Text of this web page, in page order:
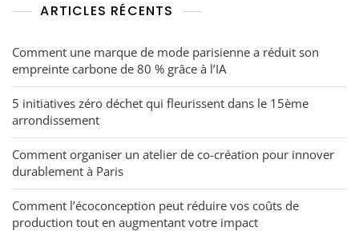
ARTICLES RÉCENTS
Comment une marque de mode parisienne a réduit son
empreinte carbone de 80 % grâce à l’IA
5 initiatives zéro déchet qui fleurissent dans le 15ème
arrondissement
Comment organiser un atelier de co-création pour innover
durablement à Paris
Comment l’écoconception peut réduire vos coûts de
production tout en augmentant votre impact